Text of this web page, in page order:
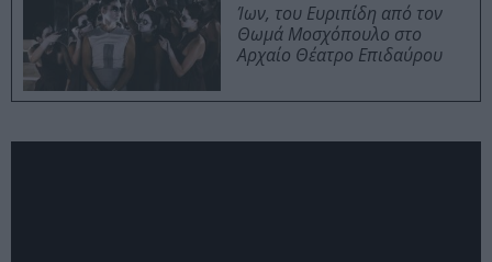
Ίων, του Ευριπίδη από τον
Θωμά Μοσχόπουλο στο
Αρχαίο Θέατρο Επιδαύρου